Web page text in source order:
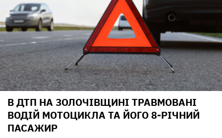
В ДТП НА ЗОЛОЧІВЩИНІ ТРАВМОВАНІ
ВОДІЙ МОТОЦИКЛА ТА ЙОГО 8-РІЧНИЙ
ПАСАЖИР